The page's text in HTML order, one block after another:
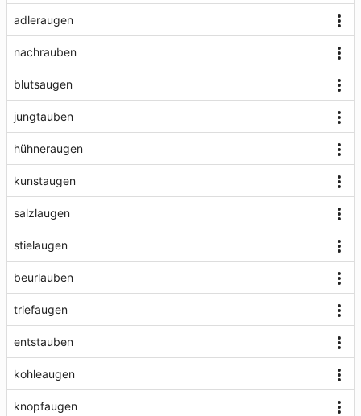
adleraugen
nachrauben
blutsaugen
jungtauben
hühneraugen
kunstaugen
salzlaugen
stielaugen
beurlauben
triefaugen
entstauben
kohleaugen
knopfaugen